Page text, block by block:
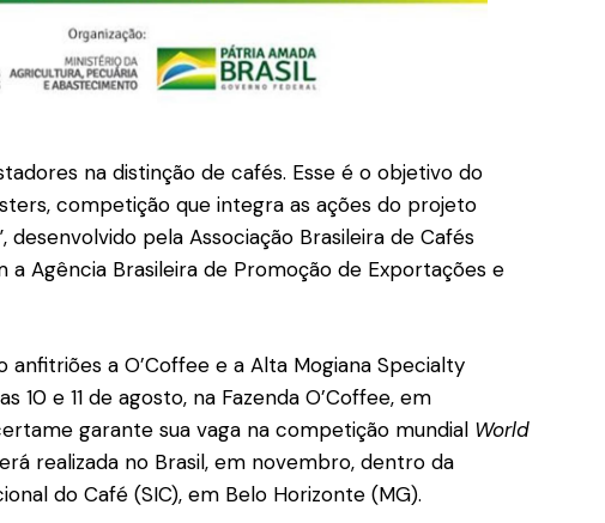
na distinção de cafés. Esse é o objetivo do
competição que integra as ações do projeto
desenvolvido pela Associação Brasileira de Cafés
a Agência Brasileira de Promoção de Exportações e
a O’Coffee e a Alta Mogiana Specialty
10 e 11 de agosto, na Fazenda O’Coffee, em
garante sua vaga na competição mundial World
realizada no Brasil, em novembro, dentro da
do Café (SIC), em Belo Horizonte (MG).